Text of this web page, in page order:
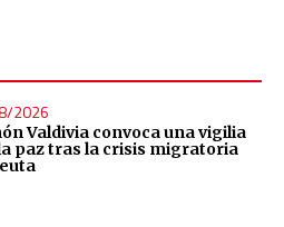
2026
Valdivia convoca una vigilia
paz tras la crisis migratoria